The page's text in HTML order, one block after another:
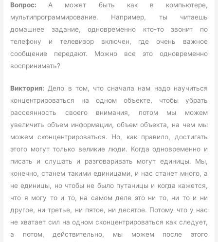
Вопрос: А может быть как в компьютере,
мультипрограммирование. Например, ты читаешь
домашнее задание, одновременно кто-то звонит по
телефону и телевизор включен, где очень важное
сообщение передают. Можно все это одновременно
воспринимать?
Виктория: Дело в том, что сначала нам надо научиться
концентрироваться на одном объекте, чтобы убрать
рассеянность своего внимания, потом мы можем
увеличить объем информации, объем объекта, на чем мы
можем сконцентрироваться. Но, как правило, достигать
этого могут только великие люди. Когда одновременно и
писать и слушать и разговаривать могут единицы. Мы,
конечно, станем такими единицами, и нас станет много, а
не единицы, но чтобы не было путаницы и когда кажется,
что я могу то и то, на самом деле это ни то, ни то и ни
другое, ни третье, ни пятое, ни десятое. Потому что у нас
не хватает сил на одном сконцентрироваться как следует,
а потом, действительно, мы можем после этого